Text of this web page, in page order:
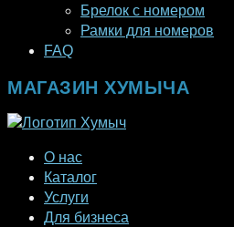
Брелок с номером
Рамки для номеров
FAQ
МАГАЗИН ХУМЫЧА
О нас
Каталог
Услуги
Для бизнеса